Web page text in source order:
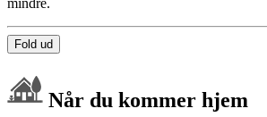
mindre.
Fold ud
Når du kommer hjem